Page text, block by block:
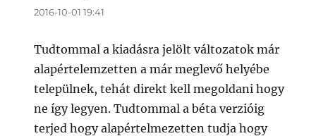
2016-10-01 19:41
Tudtommal a kiadásra jelölt változatok már
alapértelemzetten a már meglevő helyébe
települnek, tehát direkt kell megoldani hogy
ne így legyen. Tudtommal a béta verzióig
terjed hogy alapértelmezetten tudja hogy